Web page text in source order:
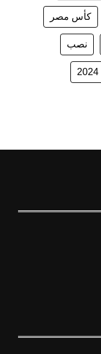
كأس مصر
نصب